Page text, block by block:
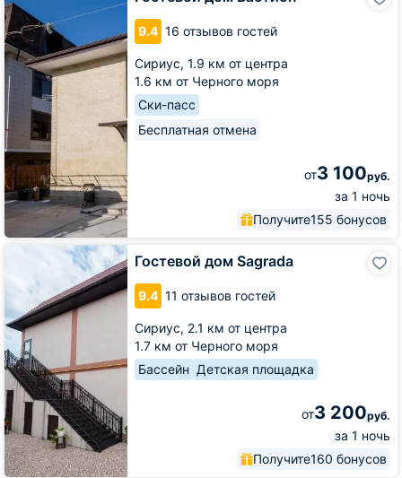
9.4 16 отзывов гостей
Сириус, 1.9 км от центра
1.6 км от Черного моря
Ски-пасс
Бесплатная отмена
от3 100руб.
за 1 ночь
Получите155 бонусов
дом
Бастион
Гостевой дом Sagrada
9.4 11 отзывов гостей
Сириус, 2.1 км от центра
1.7 км от Черного моря
Бассейн Детская площадка
от3 200руб.
за 1 ночь
Получите160 бонусов
Sagrada